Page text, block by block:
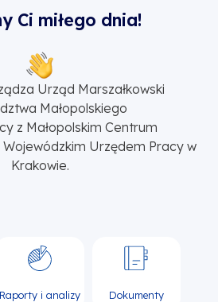
Ci miłego dnia!
Urząd Marszałkowski
Małopolskiego
z Małopolskim Centrum
Urzędem Pracy w
Krakowie.
Raporty i analizy Dokumenty